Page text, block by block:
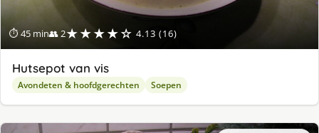
⏱ 45 min👥 2★★★★☆ 4.13 (16)
Hutsepot van vis
Avondeten & hoofdgerechten Soepen